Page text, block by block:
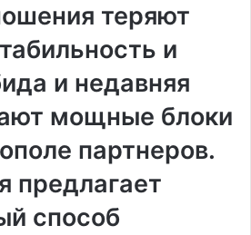
теряют
и
и недавняя
мощные блоки
партнеров.
предлагает
способ